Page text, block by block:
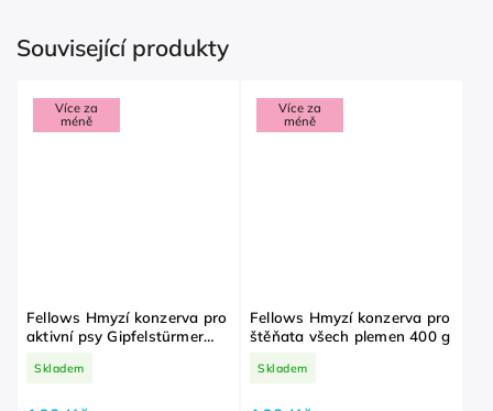
Související produkty
Více za
méně
Fellows Hmyzí konzerva pro
aktivní psy Gipfelstürmer
Skladem
Více za
méně
Fellows Hmyzí konzerva pro
štěňata všech plemen 400 g
Skladem